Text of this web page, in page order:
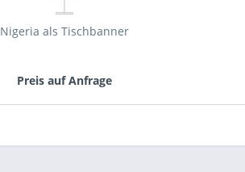
Nigeria als Tischbanner
Preis auf Anfrage